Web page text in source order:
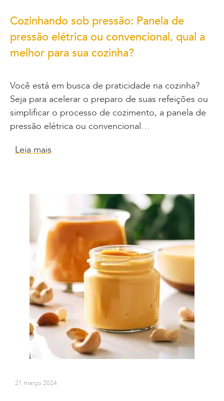
Cozinhando sob pressão: Panela de
pressão elétrica ou convencional, qual a
melhor para sua cozinha?
Você está em busca de praticidade na cozinha?
Seja para acelerar o preparo de suas refeições ou
simplificar o processo de cozimento, a panela de
pressão elétrica ou convencional…
Leia mais
21 março 2024